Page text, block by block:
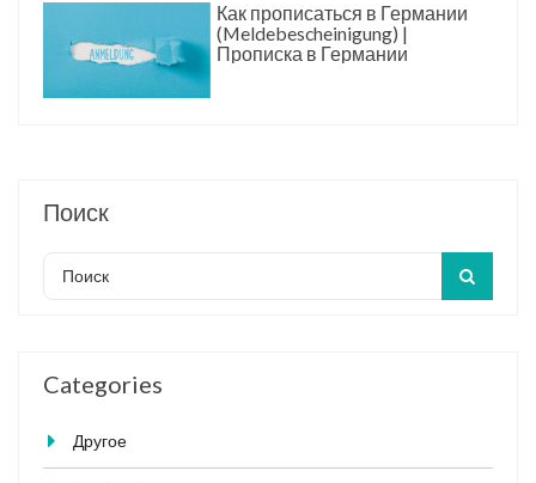
Как прописаться в Германии
(Meldebescheinigung) |
Прописка в Германии
Поиск
Categories
Другое